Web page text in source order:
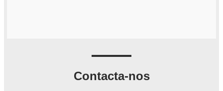
Contacta-nos